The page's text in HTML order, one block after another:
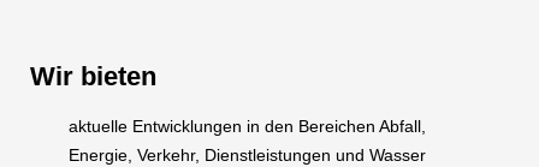
Wir bieten
aktuelle Entwicklungen in den Bereichen Abfall,
Energie, Verkehr, Dienstleistungen und Wasser